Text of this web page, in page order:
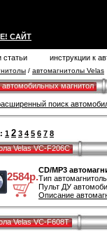
САЙТ
статьи
инструкции к
/ автомагнитолы Velas
магнитол
поиск
1 2 3 4 5 6 7 8
Velas VC-F206C
2584р.
CD/MP3
Тип
Пульт ДУ
Описание
Velas VC-F608T